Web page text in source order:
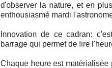
d'observer la nature, et en
enthousiasmé mardi
Innovation de ce cadran:
barrage qui permet de lire
Chaque heure est